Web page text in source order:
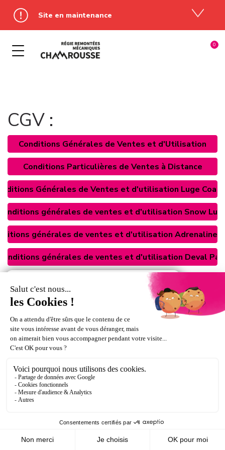
Site en maintenance
CGV :
Conditions Générales de Ventes et d'Utilisation
Conditions Particulières de Ventes à Distance
Générales de Ventes et d'utilisation Luge
générales de ventes et d'utilisation Snow
générales de ventes et d'utilisation Adrenaline
générales de ventes et d'utilisation Deval
Moyens de paiement :
Informations
NOS FORFAITS ÉTÉ
DEVAL' PARK
PANORAMIC PARK
BIKE PARK
LUGE COASTER
NOS FORFAITS DE SKI
SÉJOUR 5 JOURS ET +
TÉLÉPISTES
SAISON & ANNÉE
NOS ACTIVITÉS HIVER
LUGE COASTER
PANORAMIC PARK
WINTER PASS